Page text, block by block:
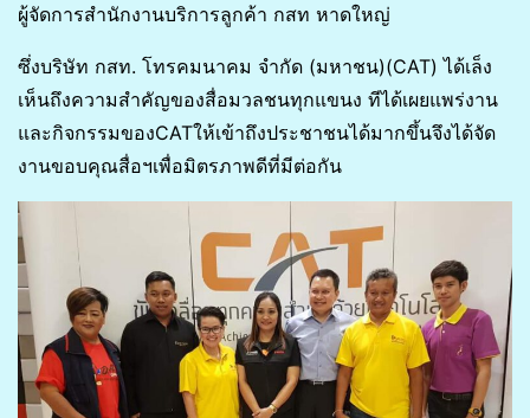
ผู้จัดการสำนักงานบริการลูกค้า กสท หาดใหญ่
ซึ่งบริษัท กสท. โทรคมนาคม จำกัด (มหาชน)(CAT) ได้เล็ง
เห็นถึงความสำคัญของสื่อมวลชนทุกแขนง ทีได้เผยแพร่งาน
และกิจกรรมของCATให้เข้าถึงประชาชนได้มากขึ้นจึงได้จัด
งานขอบคุณสื่อฯเพื่อมิตรภาพดีที่มีต่อกัน